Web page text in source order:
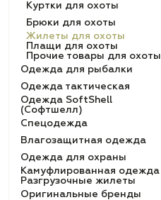
Куртки для охоты
Брюки для охоты
Жилеты для охоты
Плащи для охоты
Прочие товары для охоты
Одежда для рыбалки
Одежда тактическая
Одежда SoftShell
(Софтшелл)
Спецодежда
Влагозащитная одежда
Одежда для охраны
Камуфлированная одежда
Разгрузочные жилеты
Оригинальные бренды